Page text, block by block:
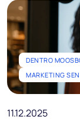
DENTRO
MARKETING
11.12.2025